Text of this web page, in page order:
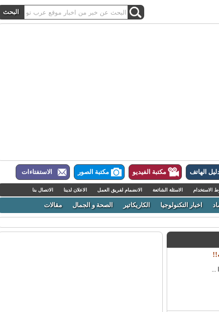
الهاتف مكتبة الفيديو مكتبة الصور الاستفتاءات
الاسئلة الشائعة الانضمام لفريق العمل الاعلان لدينا الاتصال بنا
اخبار التكنولوجيا الكاريكاتير الصحة و الجمال مقالات